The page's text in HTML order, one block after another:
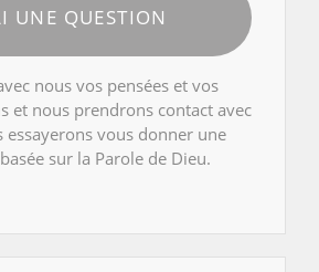
UNE QUESTION
nous vos pensées et vos
et nous prendrons contact avec
essayerons vous donner une
sur la Parole de Dieu.